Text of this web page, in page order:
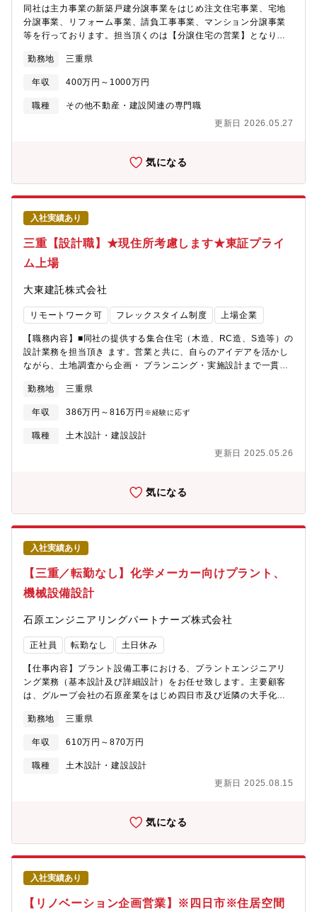
水ハウス会」を組織し、施工技術の向上や労働環境の整備など、
意見を出し合い、協力しながら取り組んでいます。※2858社所属
しています。【効率的な働き方への取り組み】■自社工場出荷材で
発注作業・荷受け減につながります。■デジタル化による高効率な
少なく合理化された業務内容です。施工図作成や原価管理が不要
で、お客様との接点に重きをおくことが可能です。★ルーティン
使用時や難しいおさまり、外構計画などを丁寧に対応できること
ます。【キャリア支援】トップアップを図る研修プログラムを一
部ご紹介いたします。■社内認定制度 チーフアーキテクト良質な
住まいづくりを支える設計者を育成するために「チーフアーキテ
は、「特別研修費」の名称でさらなる知識・経験を積み、自己を
トに認定されると、研修プログラムにて、外部の建築家やクリエ
ーターなどを招き、作品評価会、作品見学、講演会、ワークショ
研鑽を図ることができる環境です。■その他、WEB形式で外構・
学、支店間の交流等、技術研鑽の機会が多数ございます。【WLB
バランス実現に向けた制度例】■勤務エリア継続制度①治療/②介
護/③育児のいずれかを理由とする場合、一定期間転居なく同一エ
リアで勤務できる制度となります。活用例：「3歳未満の同居のお
子様の育児をされている」場合、会社より承認された期間、転居
を必要とする異動がなく、現在の勤務エリアを継続可能。■スライ
ド勤務部署の勤務形態や自身の暮らしに合わせ8時から17時、10
時から19時など、勤務時間を調整できます。■your ホリデー制度
活用月1回 水日休みを土日休みに転換できる制度。■有給取得率
ため、支店ごとで有給奨励日を作るなど様々な取り組みも実施し
同社は主力事業の新築戸建分譲事業をはじめ注文住宅事業、宅地
分譲事業、リフォーム事業、請負工事事業、マンション分譲事業
等を行っております。担当頂くのは【分譲住宅の営業】となりま
ループ会社10社を含む総合デベロップメント企業です。 ※インセ
ンティブで還元あり【社風・環境】 □今日の好業績、高成長は、
各部署・各社員のチームワークの賜物です。 □皆が仕事に真剣
で、厳しさを共に乗り越えている「仲間」という意識が強いのが
なります。ユニットリーダーになり、一人で営業活動できるよう
勤務地 三重県
年収 400万円～1000万円
職種
その他不動産・建設関連の専門職
更新日 2026.05.27
気になる
入社実績あり
三重【設計職】★現住所考慮します★東証プライ
ム上場
大東建託株式会社
リモートワーク可 フレックスタイム制度 上場企業
【職務内容】■同社の提供する集合住宅（木造、RC造、S造等）の
設計業務を担当頂き ます。営業と共に、自らのアイデアを活かし
ながら、土地調査から企画・ プランニング・実施設計まで一貫し
（基本設計）です。 ■場合により営業に同行し、説明を実施する
こともあります。 ■契約になった場合は実施設計も担当、確認申
請等の業務も担当頂きます。■お客様のご要望、土地の特性を見な
がら規格型もしくは、自由設計の選択を行い設計業務を進めま
タッフ多数[1]働き方改善：土日祝休/月平均残業30H程度/その他に
員も多くいます。 [2]豊富な案件：プライム市場上場、居住用管理
戸数NO.1実績という安定した基盤があり、建物設計に関するスキ
ルを磨くことができます。【配属先情報】現住所を考慮のうえ、
支店（全国201支店(設計課在籍186支店)）設計課への配属を予
定。支店規模により1支店に1～8名程の設計スタッフが在籍。【外
部評価】■健康経営優良法人／2024年3月認定（ホワイト500:4回
目）■Nextなでしこ 共働き・共育て支援企業／2024年３月選定
■Forbes JAPAN WOMAN AWARD／2023年11月企業特別賞を受
賞■くるみん認定／2023年11月認定■ハタラクエール／2024年3
AWARD／2023年12月ベストワークプレイス認定（3年連続）、
D&I Award大賞受賞
勤務地 三重県
年収 386万円～816万円 ※経験に応ず
職種
土木設計・建設設計
更新日 2025.05.26
気になる
入社実績あり
【三重／転勤なし】化学メーカー向けプラント、
機械設備設計
石原エンジニアリングパートナーズ株式会社
正社員 転勤なし 土日休み
【仕事内容】プラント設備工事における、プラントエンジニアリ
ング業務（基本設計及び詳細設計）をお任せ致します。主要顧客
は、グループ会社の石原産業をはじめ四日市及び近隣の大手化学
器の能力計算等）・各種強度計算（熱応力解析、耐震設計を含
む）・各種仕様書作成（機器及び配管部品）・各種基準書作成・
機器プロット及び配管アレンジなどの空間設計デザイン・P&ID検
討及び配管設計・詳細図の作成〇見積・積算・工事物量の算出、
ズのヒアリング・顧客、他部門及び協力会社との調整業務・業務
す。・数億円を超える巨大プラント設備の新設工事も請け負いま
す。【組織構成】本部長、副本部長、部長、副部長、グループリ
ーダー、マネージャー、主任、メンバー（5名）で、計15名体制
【充実の資格支援制度】資格受験料の支給、受験のための講習会
費用も負担します。また定期的に、部署での勉強会も開催してお
り、スキルアップが目指せます。【プラントについて】顧客のニ
ーズに応じたプラントを設計し自社工場で製作、現地での据え付
勤務地 三重県
年収 610万円～870万円
職種
土木設計・建設設計
更新日 2025.08.15
気になる
入社実績あり
【リノベーション企画営業】※四日市※住居空間